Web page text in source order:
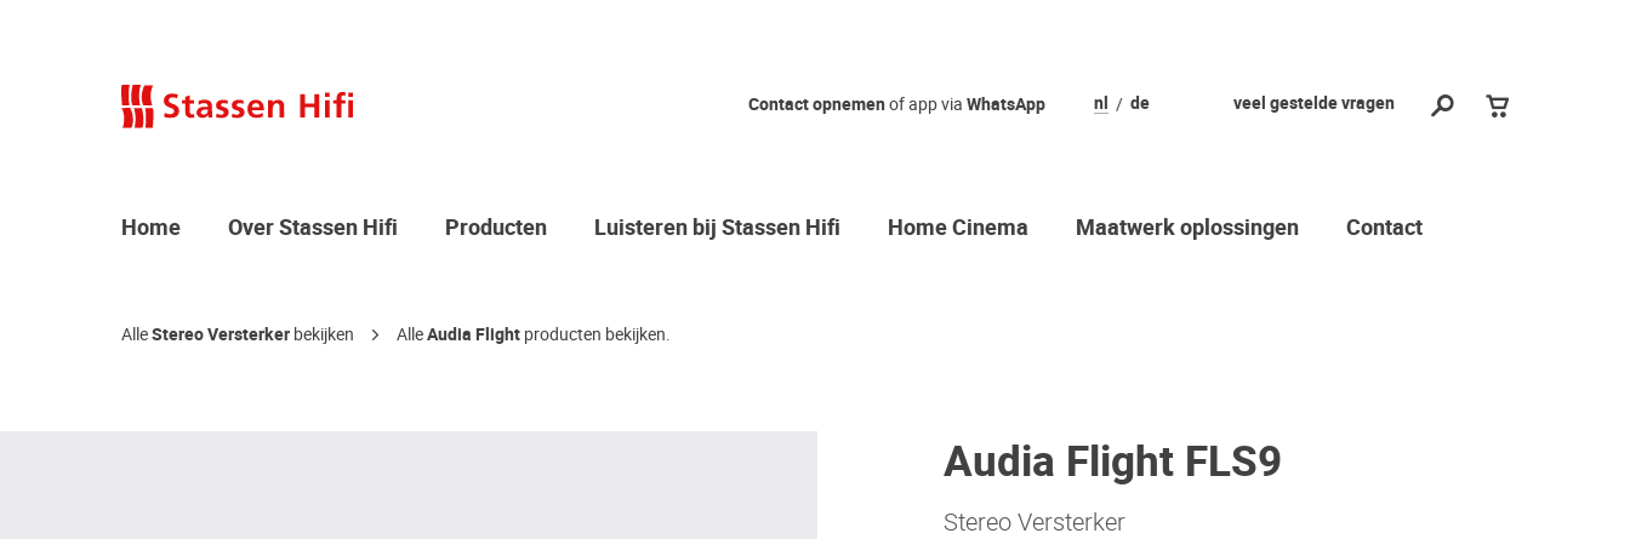
veel gestelde vragen
nl de
Contact opnemenof app via WhatsApp
Home Over Stassen Hifi Producten Luisteren bij Stassen Hifi Home Cinema Maatwerk oplossingen Contact
AlleStereo Versterker bekijken AlleAudia Flight producten bekijken.
Audia Flight FLS9
Stereo Versterker